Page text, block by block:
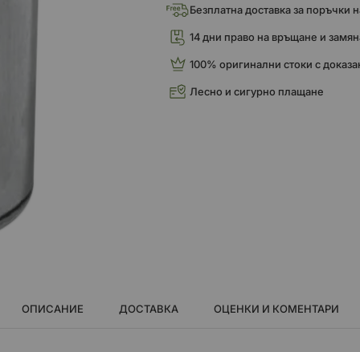
Безплатна доставка за поръчки
14 дни право на връщане и
100% оригинални стоки с
Лесно и сигурно плащане
ОПИСАНИЕ ДОСТАВКА ОЦЕНКИ И КОМЕНТАРИ